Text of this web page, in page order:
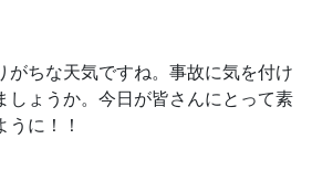
がちな天気ですね。事故に気を付け
しょうか。今日が皆さんにとって素
に！！